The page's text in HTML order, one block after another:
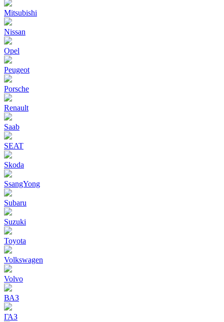
Mitsubishi
Nissan
Opel
Peugeot
Porsche
Renault
Saab
SEAT
Skoda
SsangYong
Subaru
Suzuki
Toyota
Volkswagen
Volvo
ВАЗ
ГАЗ